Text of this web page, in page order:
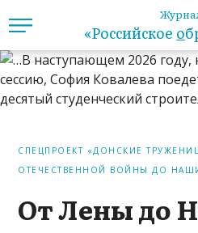
«Российское о
СПЕЦПРОЕКТ «ДОНСКИЕ
ОТЕЧЕСТВЕННОЙ ВОЙНЫ ДО
От Лены до